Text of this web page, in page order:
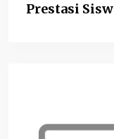
Prestasi